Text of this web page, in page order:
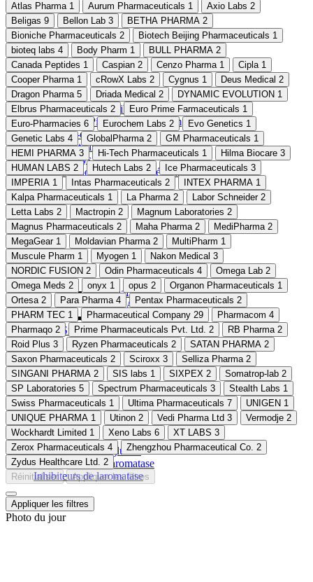
Ézétimibe
Pitavastatine calcium
Pré-entrainement
Santé immunitaire
Sprays nasaux
Support cérébral et mémoire
Armodafinil
Caféine Anhydre
Sulfate D'Agmatine
Support de glucose
Dulaglutide
Inhibiteurs de laromatase
Atlas Pharma 1 Aurum Pharmaceuticals 1 Axio Labs 2
Beligas 9 Bellon Lab 3 BETHA PHARMA 2
Bioniche Pharmaceuticals 2 Biotech Beijing Pharmaceuticals 1
bioteq labs 4 Body Pharm 1 BULL PHARMA 2
Canada Peptides 1 Caspian 2 Cenzo Pharma 1 Cipla 1
Cooper Pharma 1 cRowX Labs 2 Cygnus 1 Deus Medical 2
Dragon Pharma 5 Driada Medical 2 DYNAMIC EVOLUTION 1
Elbrus Pharmaceuticals 2 Euro Prime Farmaceuticals 1
Euro-Pharmacies 6 Eurochem Labs 2 Evo Genetics 1
Genetic Labs 4 GlobalPharma 2 GM Pharmaceuticals 1
HEMI PHARMA 3 Hi-Tech Pharmaceuticals 1 Hilma Biocare 3
HUMAN LABS 2 Hutech Labs 2 Ice Pharmaceuticals 3
IMPERIA 1 Intas Pharmaceuticals 2 INTEX PHARMA 1
Kalpa Pharmaceuticals 1 La Pharma 2 Labor Schneider 2
Letta Labs 2 Mactropin 2 Magnum Laboratories 2
Magnus Pharmaceuticals 2 Maha Pharma 2 MediPharma 2
MegaGear 1 Moldavian Pharma 2 MultiPharm 1
Muscule Pharm 1 Myogen 1 Nakon Medical 3
NORDIC FUSION 2 Odin Pharmaceuticals 4 Omega Lab 2
Omega Meds 2 onyx 1 opus 2 Organon Pharmaceuticals 1
Ortesa 2 Para Pharma 4 Pentax Pharmaceuticals 2
PHARM TEC 1 Pharmaceutical Company 29 Pharmacom 4
Pharmaqo 2 Prime Pharmaceuticals Pvt. Ltd. 2 RB Pharma 2
Roid Plus 3 Ryzen Pharmaceuticals 2 SATAN PHARMA 2
Saxon Pharmaceuticals 2 Sciroxx 3 Selliza Pharma 2
SINGANI PHARMA 2 SIS labs 1 SIXPEX 2 Somatrop-lab 2
SP Laboratories 5 Spectrum Pharmaceuticals 3 Stealth Labs 1
Swiss Pharmaceuticals 1 Ultima Pharmaceuticals 7 UNIGEN 1
UNIQUE PHARMA 1 Utinon 2 Vedi Pharma Ltd 3 Vermodje 2
Wockhardt Limited 1 Xeno Labs 6 XT LABS 3
Zerox Pharmaceuticals 4 Zhengzhou Pharmaceutical Co. 2
Zydus Healthcare Ltd. 2
Réinitialiser
Appliquer les filtres
Appliquer les filtres
Photo du jour